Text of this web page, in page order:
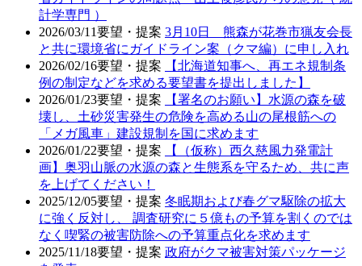
計学専門 ）
2026/03/11要望・提案 3月10日 熊森が花巻市猟友会長
と共に環境省にガイドライン案（クマ編）に申し入れ
2026/02/16要望・提案
【北海道知事へ、再エネ規制条
例の制定などを求める要望書を提出しました】
2026/01/23要望・提案
【署名のお願い】水源の森を破
壊し、土砂災害発生の危険を高める山の尾根筋への
「メガ風車」建設規制を国に求めます
2026/01/22要望・提案
【（仮称）西久慈風力発電計
画】奥羽山脈の水源の森と生態系を守るため、共に声
を上げてください！
2025/12/05要望・提案 冬眠期および春グマ駆除の拡大
に強く反対し、 調査研究に５億もの予算を割くのでは
なく喫緊の被害防除への予算重点化を求めます
2025/11/18要望・提案 政府がクマ被害対策パッケージ